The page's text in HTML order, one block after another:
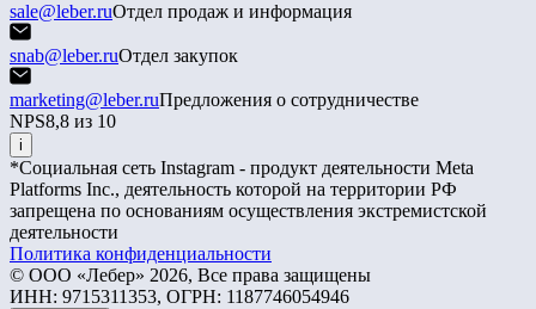
sale@leber.ruОтдел продаж и информация
snab@leber.ruОтдел закупок
marketing@leber.ruПредложения о сотрудничестве
NPS8,8 из 10
i
*Социальная сеть Instagram - продукт деятельности Meta
Platforms Inc., деятельность которой на территории РФ
запрещена по основаниям осуществления экстремистской
деятельности
Политика конфиденциальности
© ООО «Лебер» 2026, Все права защищены
ИНН: 9715311353, ОГРН: 1187746054946